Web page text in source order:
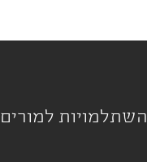
השתלמויות למורים